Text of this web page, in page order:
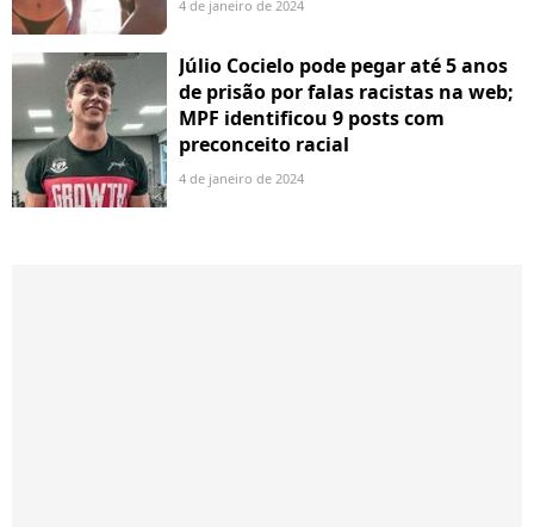
4 de janeiro de 2024
Júlio Cocielo pode pegar até 5 anos
de prisão por falas racistas na web;
MPF identificou 9 posts com
preconceito racial
4 de janeiro de 2024